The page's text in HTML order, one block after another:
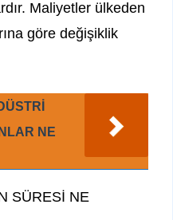
Maliyetler ülkeden
göre değişiklik
NE
SÜRESİ NE